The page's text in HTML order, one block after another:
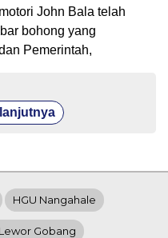
John Bala telah
bohong yang
Pemerintah,
HGU Nangahale
Gobang